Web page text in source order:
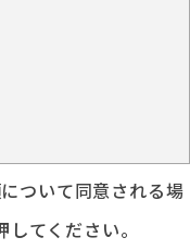
ついて同意される場
てください。